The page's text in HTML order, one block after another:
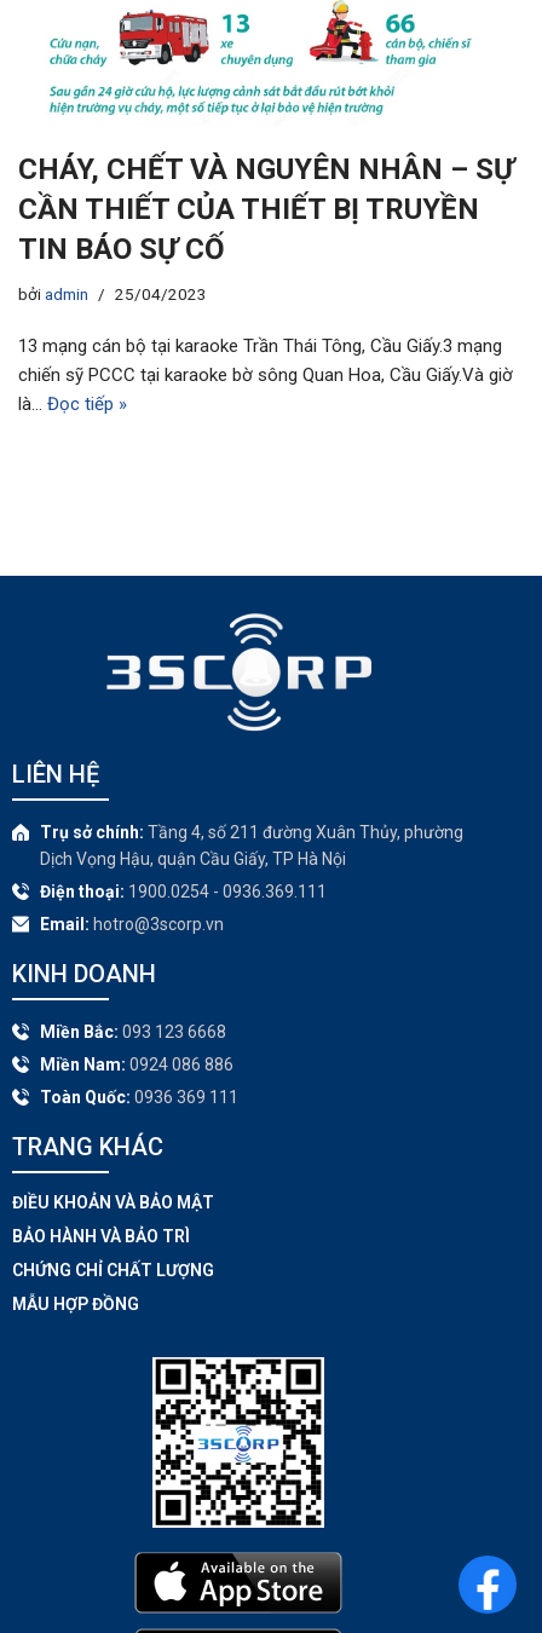
CHÁY, CHẾT VÀ NGUYÊN NHÂN – SỰ
CẦN THIẾT CỦA THIẾT BỊ TRUYỀN
TIN BÁO SỰ CỐ
bởiadmin 25/04/2023
13 mạng cán bộ tại karaoke Trần Thái Tông, Cầu Giấy.3 mạng
chiến sỹ PCCC tại karaoke bờ sông Quan Hoa, Cầu Giấy.Và giờ
là… Đọc tiếp »
LIÊN HỆ
Trụ sở chính: Tầng 4, số 211 đường Xuân Thủy, phường
Dịch Vọng Hậu, quận Cầu Giấy, TP Hà Nội
Điện thoại: 1900.0254 - 0936.369.111
Email: hotro@3scorp.vn
KINH DOANH
Miền Bắc: 093 123 6668
Miền Nam: 0924 086 886
Toàn Quốc: 0936 369 111
TRANG KHÁC​
ĐIỀU KHOẢN VÀ BẢO MẬT
BẢO HÀNH VÀ BẢO TRÌ
CHỨNG CHỈ CHẤT LƯỢNG
MẪU HỢP ĐỒNG